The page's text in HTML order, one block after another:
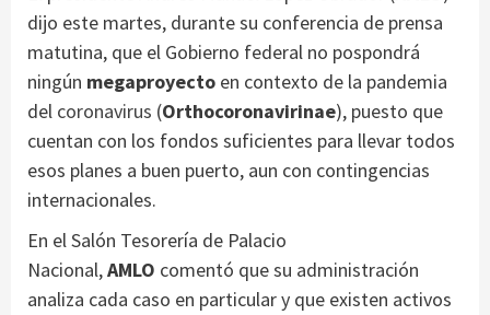
dijo este martes, durante su conferencia de prensa
matutina, que el Gobierno federal no pospondrá
ningún megaproyecto en contexto de la pandemia
del coronavirus (Orthocoronavirinae), puesto que
cuentan con los fondos suficientes para llevar todos
esos planes a buen puerto, aun con contingencias
internacionales.
En el Salón Tesorería de Palacio
Nacional,AMLO comentó que su administración
analiza cada caso en particular y que existen activos